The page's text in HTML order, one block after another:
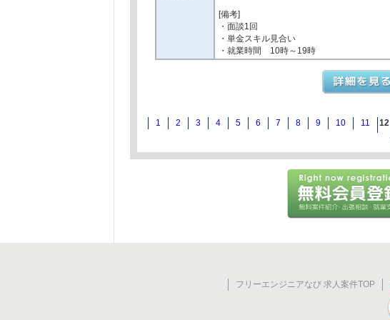
[備考]
・面談1回
・単金スキル見合い
・就業時間 10時～19時
1 2 3 4 5 6 7 8 9 10 11 12
フリーエンジニアなび 求人案件TOP